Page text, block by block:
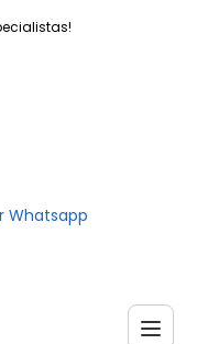
Whatsapp